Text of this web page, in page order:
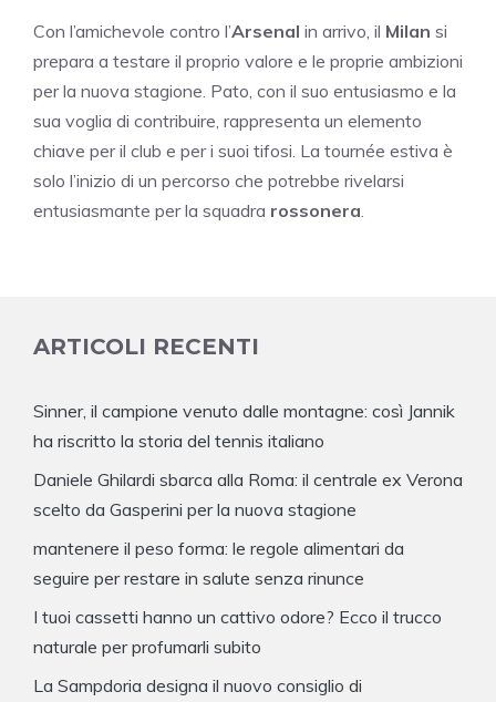
Con l’amichevole contro l’Arsenal in arrivo, il Milan si
prepara a testare il proprio valore e le proprie ambizioni
per la nuova stagione. Pato, con il suo entusiasmo e la
sua voglia di contribuire, rappresenta un elemento
chiave per il club e per i suoi tifosi. La tournée estiva è
solo l’inizio di un percorso che potrebbe rivelarsi
entusiasmante per la squadra rossonera.
ARTICOLI RECENTI
Sinner, il campione venuto dalle montagne: così Jannik
ha riscritto la storia del tennis italiano
Daniele Ghilardi sbarca alla Roma: il centrale ex Verona
scelto da Gasperini per la nuova stagione
mantenere il peso forma: le regole alimentari da
seguire per restare in salute senza rinunce
I tuoi cassetti hanno un cattivo odore? Ecco il trucco
naturale per profumarli subito
La Sampdoria designa il nuovo consiglio di